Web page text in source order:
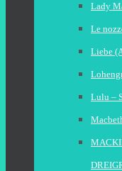
Lady
Le
Liebe
Lulu –